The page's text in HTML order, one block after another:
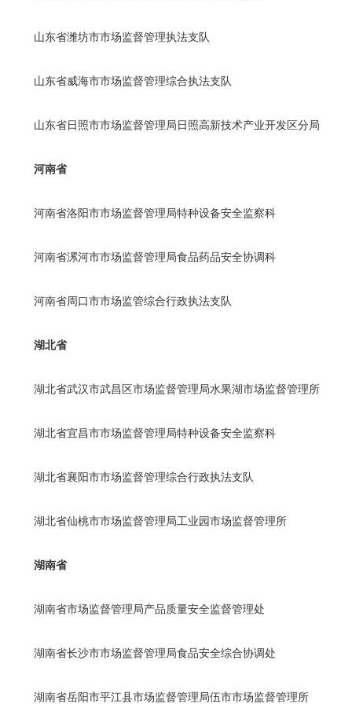
山东省潍坊市市场监督管理执法支队
山东省威海市市场监督管理综合执法支队
山东省日照市市场监督管理局日照高新技术产业开发区分局
河南省
河南省洛阳市市场监督管理局特种设备安全监察科
河南省漯河市市场监督管理局食品药品安全协调科
河南省周口市市场监管综合行政执法支队
湖北省
湖北省武汉市武昌区市场监督管理局水果湖市场监督管理所
湖北省宜昌市市场监督管理局特种设备安全监察科
湖北省襄阳市市场监督管理综合行政执法支队
湖北省仙桃市市场监督管理局工业园市场监督管理所
湖南省
湖南省市场监督管理局产品质量安全监督管理处
湖南省长沙市市场监督管理局食品安全综合协调处
湖南省岳阳市平江县市场监督管理局伍市市场监督管理所